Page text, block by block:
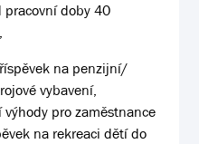
pracovní doby 40
na penzijní/
vybavení,
pro zaměstnance
na rekreaci dětí do